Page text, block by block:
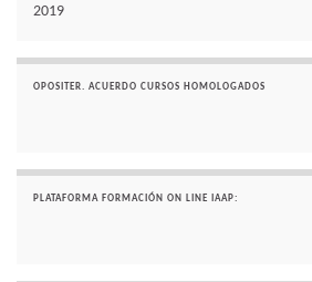
2019
OPOSITER. ACUERDO CURSOS HOMOLOGADOS
PLATAFORMA FORMACIÓN ON LINE IAAP: